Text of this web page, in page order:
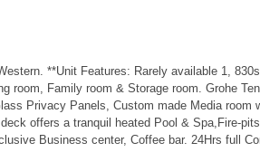
**Unit Features: Rarely available 1,
Family room & Storage room. Grohe
Privacy Panels, Custom made Media room
offers a tranquil heated Pool & Spa,Fire-
Business center, Coffee bar. 24Hrs full